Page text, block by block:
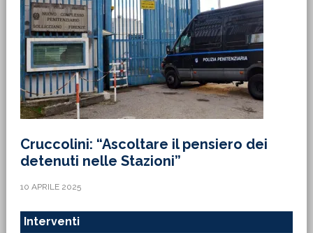
Cruccolini: “Ascoltare il pensiero dei
detenuti nelle Stazioni”
10 APRILE 2025
Interventi